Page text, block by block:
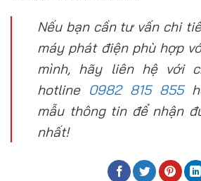
Nếu bạn cần tư vấn chi
máy phát điện phù hợp
mình, hãy liên hệ với
hotline 0982 815 855
mẫu thông tin để nhận
nhất!